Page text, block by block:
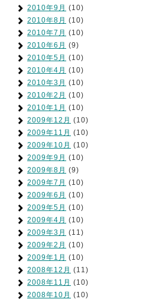
2010年9月 (10)
2010年8月 (10)
2010年7月 (10)
2010年6月 (9)
2010年5月 (10)
2010年4月 (10)
2010年3月 (10)
2010年2月 (10)
2010年1月 (10)
2009年12月 (10)
2009年11月 (10)
2009年10月 (10)
2009年9月 (10)
2009年8月 (9)
2009年7月 (10)
2009年6月 (10)
2009年5月 (10)
2009年4月 (10)
2009年3月 (11)
2009年2月 (10)
2009年1月 (10)
2008年12月 (11)
2008年11月 (10)
2008年10月 (10)